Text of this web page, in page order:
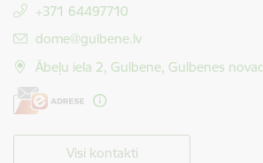
+371 64497710
E-pasts:
dome@gulbene.lv
Ābeļu iela 2, Gulbene, Gulbenes
Visi kontakti